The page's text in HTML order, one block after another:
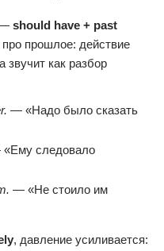
— should have + past
про прошлое: действие
звучит как разбор
— «Надо было сказать
следовало
— «Не стоило им
, давление усиливается: